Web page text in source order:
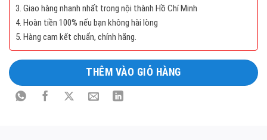
Long
Mô
tả
phẩm
3. Giao hàng nhanh nhất trong nội thành Hồ Chí Minh
4. Hoàn tiền 100% nếu bạn không hài lòng
5. Hàng cam kết chuẩn, chính hãng.
THÊM VÀO GIỎ HÀNG